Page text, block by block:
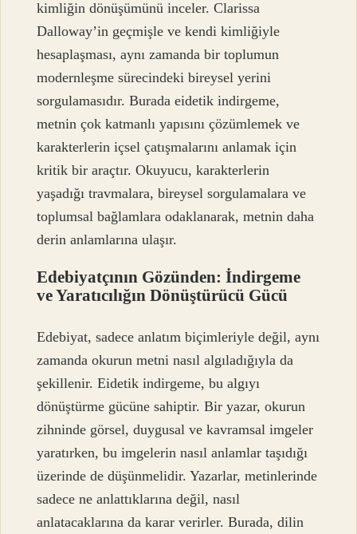
kimliğin dönüşümünü inceler. Clarissa
Dalloway’in geçmişle ve kendi kimliğiyle
hesaplaşması, aynı zamanda bir toplumun
modernleşme sürecindeki bireysel yerini
sorgulamasıdır. Burada eidetik indirgeme,
metnin çok katmanlı yapısını çözümlemek ve
karakterlerin içsel çatışmalarını anlamak için
kritik bir araçtır. Okuyucu, karakterlerin
yaşadığı travmalara, bireysel sorgulamalara ve
toplumsal bağlamlara odaklanarak, metnin daha
derin anlamlarına ulaşır.
Edebiyatçının Gözünden: İndirgeme
ve Yaratıcılığın Dönüştürücü Gücü
Edebiyat, sadece anlatım biçimleriyle değil, aynı
zamanda okurun metni nasıl algıladığıyla da
şekillenir. Eidetik indirgeme, bu algıyı
dönüştürme gücüne sahiptir. Bir yazar, okurun
zihninde görsel, duygusal ve kavramsal imgeler
yaratırken, bu imgelerin nasıl anlamlar taşıdığı
üzerinde de düşünmelidir. Yazarlar, metinlerinde
sadece ne anlattıklarına değil, nasıl
anlatacaklarına da karar verirler. Burada, dilin